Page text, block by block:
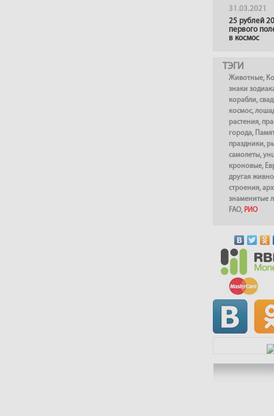
31.03.2021
25 рублей
первого
в космос
ТЭГИ
Животные,
знаки
корабли,
космос,
растения,
города,
праздники,
самолеты,
кроновые,
другая
строения,
знаменитые
FAO, РИО